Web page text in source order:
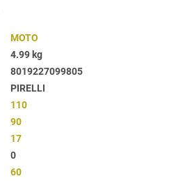
MOTO
4.99 kg
8019227099805
PIRELLI
110
90
17
0
60